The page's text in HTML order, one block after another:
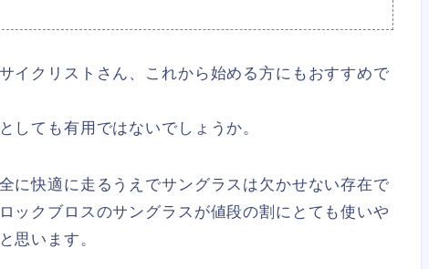
イクリストさん、これから始める方にもおすすめで
しても有用ではないでしょうか。
に快適に走るうえでサングラスは欠かせない存在で
ックブロスのサングラスが値段の割にとても使いや
思います。